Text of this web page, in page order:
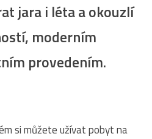
jara i léta a okouzlí
moderním
provedením.
si můžete užívat pobyt na